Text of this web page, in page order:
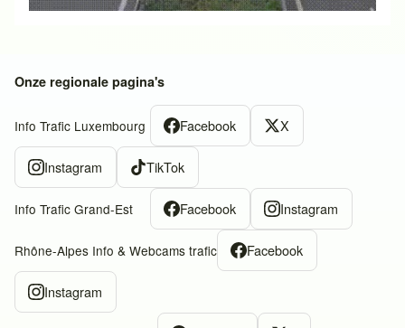
Onze regionale pagina's
Info Trafic Luxembourg Facebook X
Instagram TikTok
Info Trafic Grand-Est Facebook Instagram
Rhône-Alpes Info & Webcams trafic Facebook
Instagram